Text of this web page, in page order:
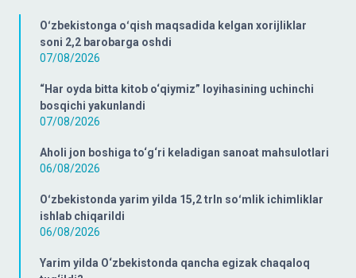
Oʻzbekistonga oʻqish maqsadida kelgan xorijliklar
soni 2,2 barobarga oshdi
07/08/2026
“Har oyda bitta kitob o‘qiymiz” loyihasining uchinchi
bosqichi yakunlandi
07/08/2026
Aholi jon boshiga to‘g‘ri keladigan sanoat mahsulotlari
06/08/2026
Oʻzbekistonda yarim yilda 15,2 trln soʻmlik ichimliklar
ishlab chiqarildi
06/08/2026
Yarim yilda O‘zbekistonda qancha egizak chaqaloq